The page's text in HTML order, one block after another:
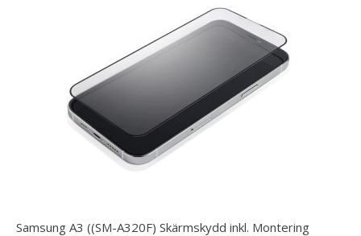
Samsung A3 ((SM-A320F) Skärmskydd inkl. Montering